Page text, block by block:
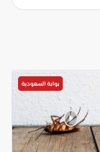
ظل مزاد